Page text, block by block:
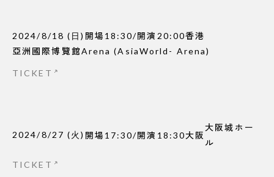
2024/8/18 ( 日) 開場 18:30/開演 20:00香港
亞洲國際博覽館Arena (AsiaWorld- Arena)
TICKET
2024/8/27 (火) 開場 17:30/開演 18:30大阪
大阪城ホー
ル
TICKET